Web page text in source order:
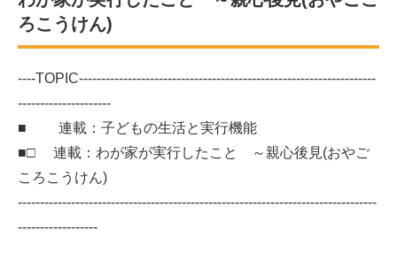
ろこうけん)
----TOPIC-------------------------------------------------------------------
---------------------
■ 連載：子どもの生活と実行機能
■□ 連載：わが家が実行したこと ～親心後見(おやご
ころこうけん)
---------------------------------------------------------------------------------
------------------